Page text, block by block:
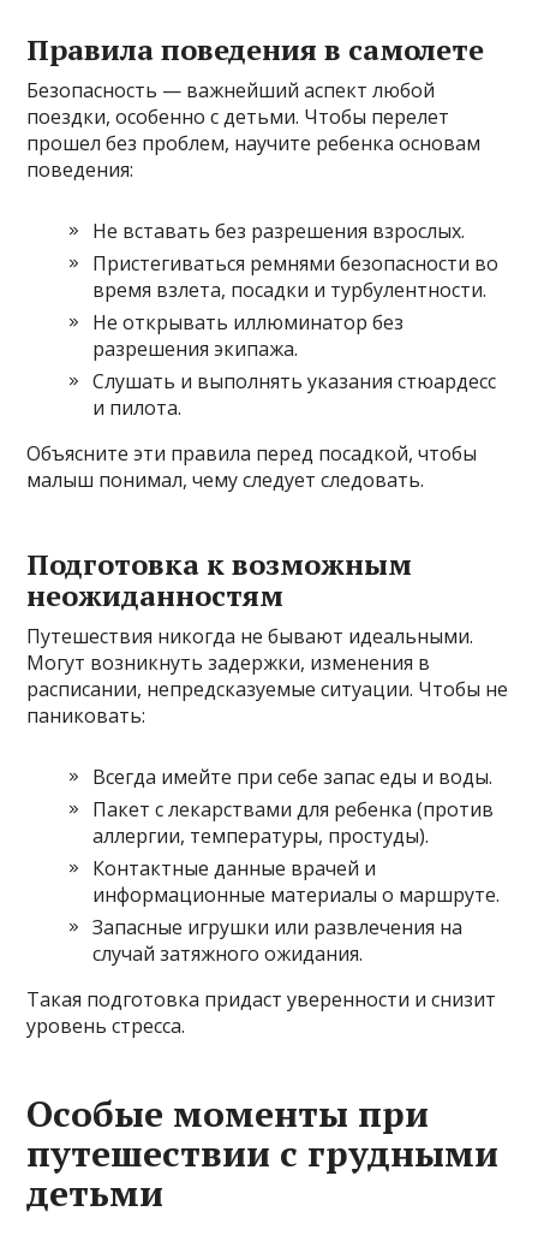
Правила поведения в самолете
Безопасность — важнейший аспект любой
поездки, особенно с детьми. Чтобы перелет
прошел без проблем, научите ребенка основам
поведения:
Не вставать без разрешения взрослых.
Пристегиваться ремнями безопасности во
время взлета, посадки и турбулентности.
Не открывать иллюминатор без
разрешения экипажа.
Слушать и выполнять указания стюардесс
и пилота.
Объясните эти правила перед посадкой, чтобы
малыш понимал, чему следует следовать.
Подготовка к возможным
неожиданностям
Путешествия никогда не бывают идеальными.
Могут возникнуть задержки, изменения в
расписании, непредсказуемые ситуации. Чтобы не
паниковать:
Всегда имейте при себе запас еды и воды.
Пакет с лекарствами для ребенка (против
аллергии, температуры, простуды).
Контактные данные врачей и
информационные материалы о маршруте.
Запасные игрушки или развлечения на
случай затяжного ожидания.
Такая подготовка придаст уверенности и снизит
уровень стресса.
Особые моменты при
путешествии с грудными
детьми